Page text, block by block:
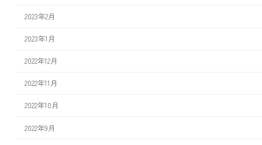
2023年2月
2023年1月
2022年12月
2022年11月
2022年10月
2022年9月